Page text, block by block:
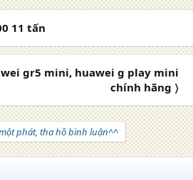
11 tấn
gr5 mini, huawei g play mini
chính hãng 〉
phát, tha hồ bình luận^^